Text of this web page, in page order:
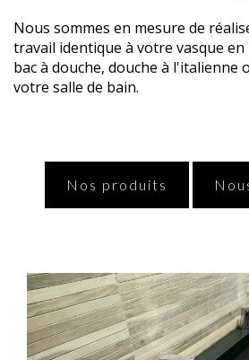
Nous sommes en mesure de
travail identique à votre vasque
bac à douche, douche à l'italienne
votre salle de bain.
Nos produits